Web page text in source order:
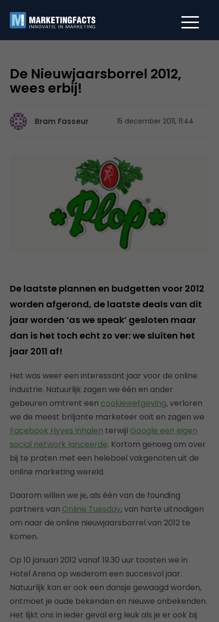
De Nieuwjaarsborrel 2012,
wees erbij!
Bram Fasseur 15 december 2011, 11:44
De laatste plannen en budgetten voor 2012
worden afgerond, de laatste deals van dit
jaar worden ‘as we speak’ gesloten maar
dan is het toch echt zo ver: we sluiten het
jaar 2011 af!
Het was weer een interessant jaar voor de online
industrie. Natuurlijk zagen we één en ander
gebeuren omtrent een cookiewetgeving, verloren
we de meest briljante marketeer ooit en zagen we
Facebook Hyves inhalen terwijl Google een eigen
social network lanceerde. Kortom genoeg om over
bij te praten met een heleboel vakgenoten uit de
online marketing wereld.
Daarom willen we je, als één van de founding
partners van Online Tuesday, van harte uitnodigen
om naar de online nieuwjaarsborrel van 2012 te
komen.
Op 10 januari 2012 vanaf 19.30 uur toosten we in
Hotel Arena op wederom een succesvol jaar.
Natuurlijk kan er ook een dansje gewaagd worden,
ontmoet je oude bekenden en nieuwe onbekenden.
Het lijkt ons in ieder geval erg leuk als je er ook bij